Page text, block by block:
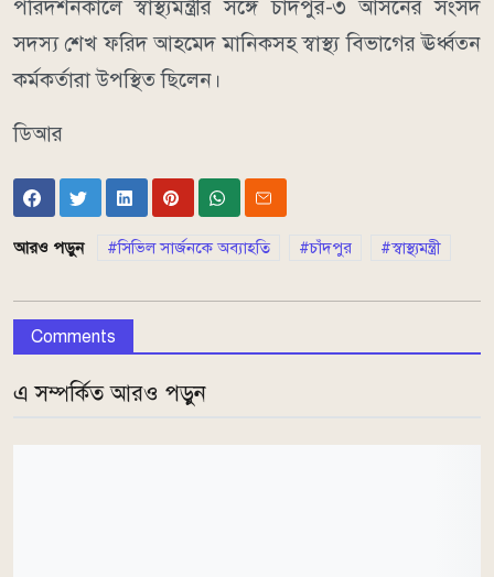
পরিদর্শনকালে স্বাস্থ্যমন্ত্রীর সঙ্গে চাঁদপুর-৩ আসনের সংসদ
সদস্য শেখ ফরিদ আহমেদ মানিকসহ স্বাস্থ্য বিভাগের ঊর্ধ্বতন
কর্মকর্তারা উপস্থিত ছিলেন।
ডিআর
আরও পড়ুন সিভিল সার্জনকে অব্যাহতি চাঁদপুর স্বাস্থ্যমন্ত্রী
Comments
এ সম্পর্কিত আরও পড়ুন